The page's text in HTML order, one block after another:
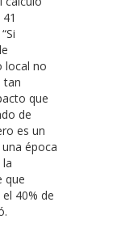
local no
tan
que
de
es un
época
que
40% de